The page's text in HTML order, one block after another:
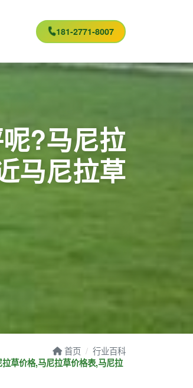
181-2771-8007
?马尼拉
马尼拉草
首页 行业百科
草价格,马尼拉草价格表,马尼拉